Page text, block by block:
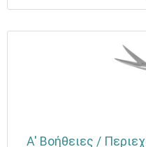
Α' Βοήθειες /